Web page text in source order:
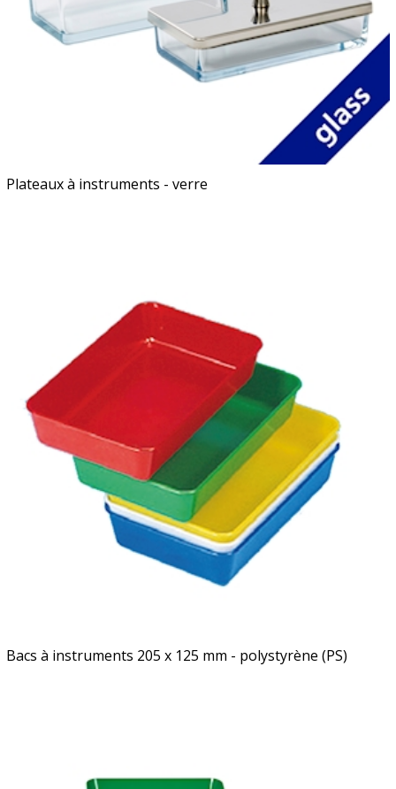
Plateaux à instruments - verre
Bacs à instruments 205 x 125 mm - polystyrène (PS)